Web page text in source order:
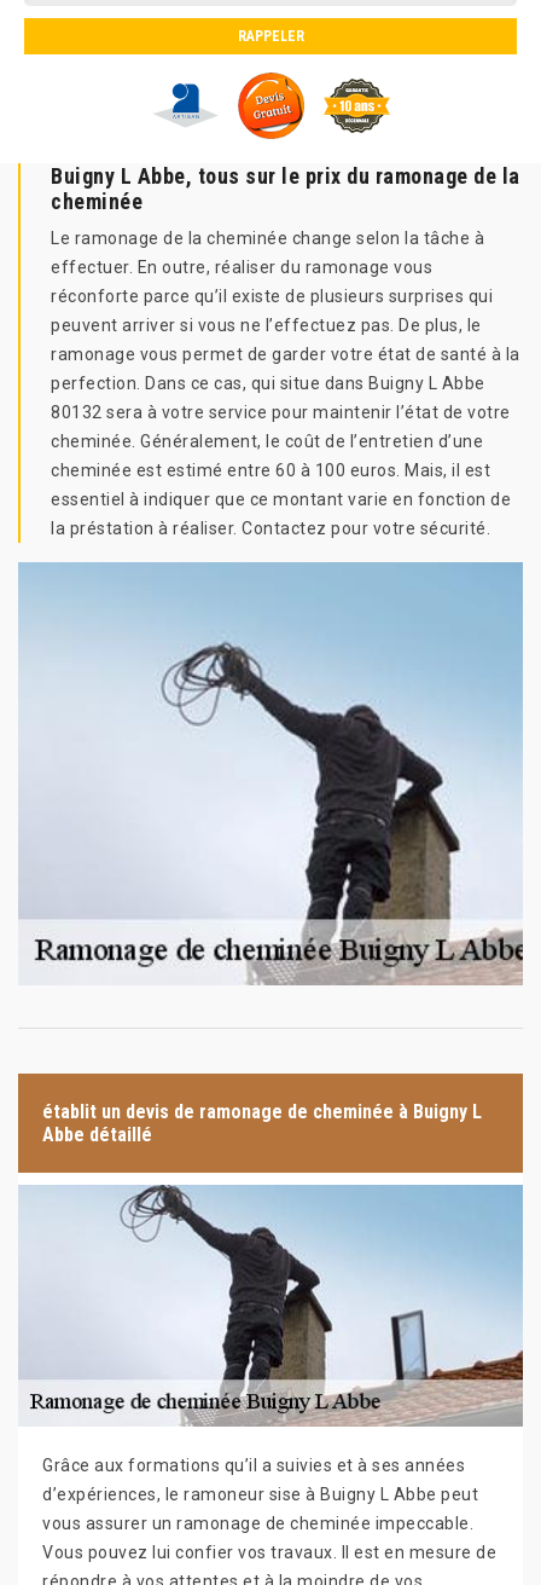
Buigny L Abbe, tous sur le prix du ramonage de la
cheminée
Le ramonage de la cheminée change selon la tâche à
effectuer. En outre, réaliser du ramonage vous
réconforte parce qu’il existe de plusieurs surprises qui
peuvent arriver si vous ne l’effectuez pas. De plus, le
ramonage vous permet de garder votre état de santé à la
perfection. Dans ce cas, qui situe dans Buigny L Abbe
80132 sera à votre service pour maintenir l’état de votre
cheminée. Généralement, le coût de l’entretien d’une
cheminée est estimé entre 60 à 100 euros. Mais, il est
essentiel à indiquer que ce montant varie en fonction de
la préstation à réaliser. Contactez pour votre sécurité.
établit un devis de ramonage de cheminée à Buigny L
Abbe détaillé
Grâce aux formations qu’il a suivies et à ses années
d’expériences, le ramoneur sise à Buigny L Abbe peut
vous assurer un ramonage de cheminée impeccable.
Vous pouvez lui confier vos travaux. Il est en mesure de